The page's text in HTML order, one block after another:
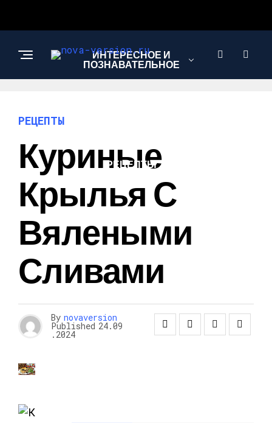
ИНТЕРЕСНОЕ И
ПОЗНАВАТЕЛЬНОЕ
РЕЦЕПТЫ
РЕЦЕПТЫ
Куриные
Крылья С
Вялеными
Сливами
By novaversion
Published 24.09
.2024